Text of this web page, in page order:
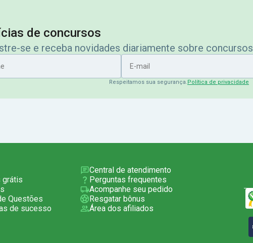
de concursos
se e receba novidades diariamente sobre concursos
Respeitamos sua segurança.Política de privacidade
grátis
Questões
de sucesso
Central de atendimento
Perguntas frequentes
Acompanhe seu pedido
Resgatar bônus
Área dos afiliados